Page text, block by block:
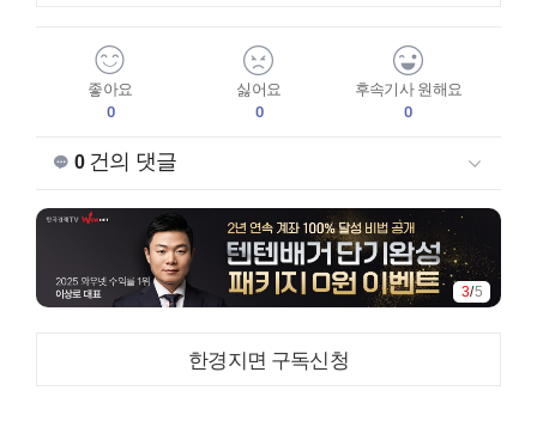
좋아요
0
싫어요
0
후속기사 원해요
0
0건의 댓글
3/5
한경지면 구독신청